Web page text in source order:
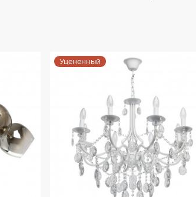
Уцененный